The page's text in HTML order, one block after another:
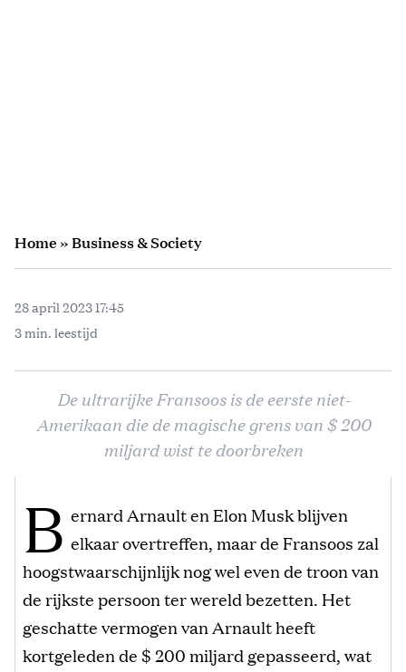
Home»Business & Society
28 april 2023 17:45
3 min. leestijd
De ultrarijke Fransoos is de eerste niet-
Amerikaan die de magische grens van $ 200
miljard wist te doorbreken
B ernard Arnault en Elon Musk blijven
elkaar overtreffen, maar de Fransoos zal
hoogstwaarschijnlijk nog wel even de troon van
de rijkste persoon ter wereld bezetten. Het
geschatte vermogen van Arnault heeft
kortgeleden de $ 200 miljard gepasseerd, wat